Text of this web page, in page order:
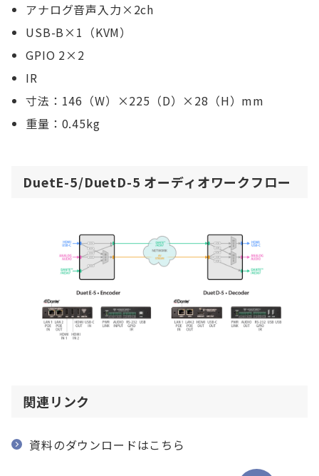
アナログ音声入力×2ch
USB-B×1（KVM）
GPIO 2×2
IR
寸法：146（W）×225（D）×28（H）mm
重量：0.45kg
DuetE-5/DuetD-5 オーディオワークフロー
関連リンク
資料のダウンロードはこちら